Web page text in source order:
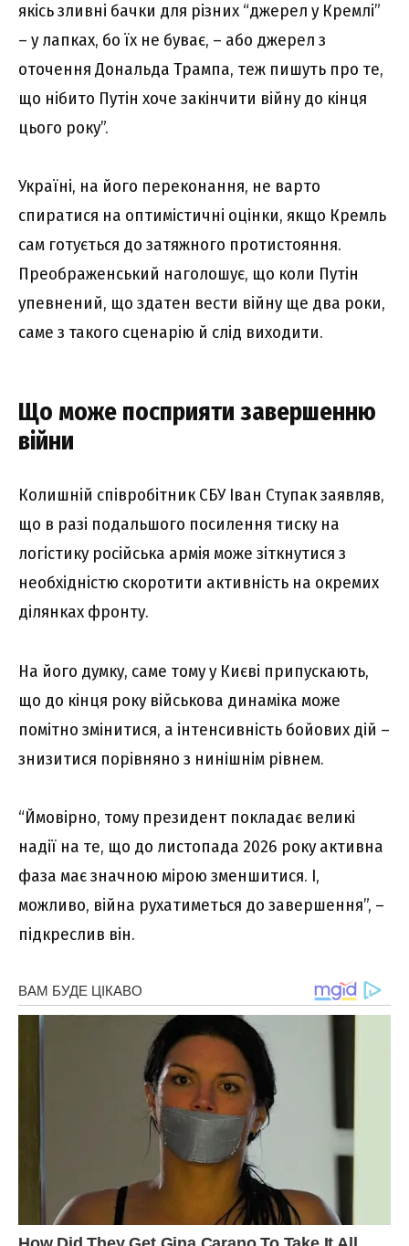
якісь зливні бачки для різних “джерел у Кремлі”
– у лапках, бо їх не буває, – або джерел з
оточення Дональда Трампа, теж пишуть про те,
що нібито Путін хоче закінчити війну до кінця
цього року”.
Україні, на його переконання, не варто
спиратися на оптимістичні оцінки, якщо Кремль
сам готується до затяжного протистояння.
Преображенський наголошує, що коли Путін
упевнений, що здатен вести війну ще два роки,
саме з такого сценарію й слід виходити.
Що може посприяти завершенню
війни
Колишній співробітник СБУ Іван Ступак заявляв,
що в разі подальшого посилення тиску на
логістику російська армія може зіткнутися з
необхідністю скоротити активність на окремих
ділянках фронту.
На його думку, саме тому у Києві припускають,
що до кінця року військова динаміка може
помітно змінитися, а інтенсивність бойових дій –
знизитися порівняно з нинішнім рівнем.
“Ймовірно, тому президент покладає великі
надії на те, що до листопада 2026 року активна
фаза має значною мірою зменшитися. І,
можливо, війна рухатиметься до завершення”, –
підкреслив він.